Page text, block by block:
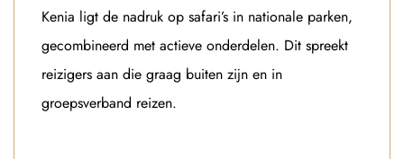
Kenia ligt de nadruk op safari’s in nationale parken,
gecombineerd met actieve onderdelen. Dit spreekt
reizigers aan die graag buiten zijn en in
groepsverband reizen.